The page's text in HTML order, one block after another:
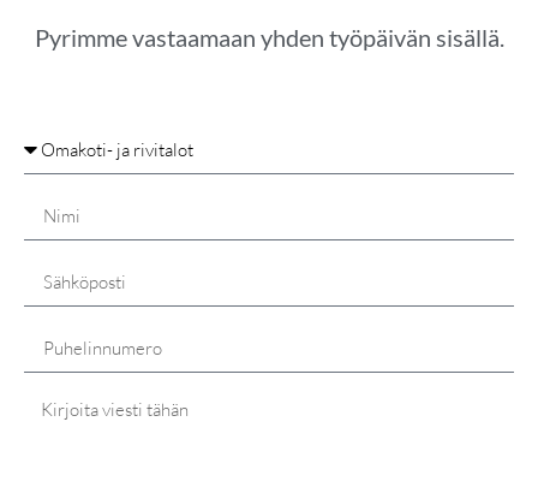
Pyrimme vastaamaan yhden työpäivän sisällä.